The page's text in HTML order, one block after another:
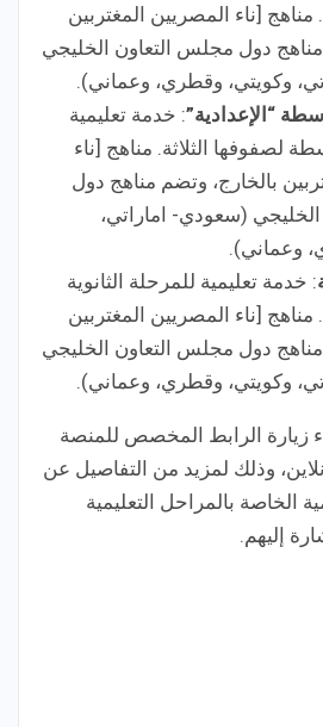
مناهج [ناء المصريين المغتربين
دول مجلس التعاون الخليجي
وكويتي، وقطري، وعماني).
“الإعدادية”: خدمة تعليمية
لصفوفها الثلاثة. مناهج [ناء
بالخارج، وتضم مناهج دول
(سعودي- اماراتي،
وعماني).
: خدمة تعليمية للمرحلة الثانوية
مناهج [ناء المصريين المغتربين
دول مجلس التعاون الخليجي
وكويتي، وقطري، وعماني).
زيارة الرابط المخصص للمنصة
وذلك لمزيد من التفاصيل عن
الخاصة بالمراحل التعليمية
إليهم.